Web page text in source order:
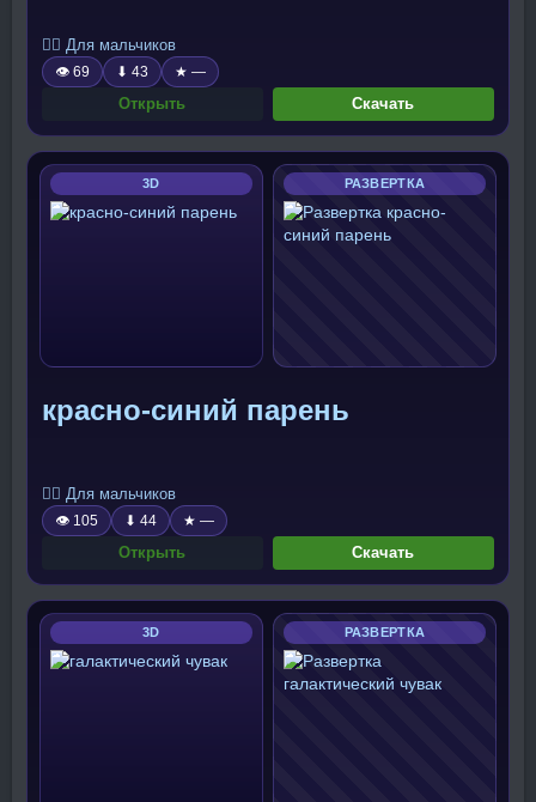
🧍‍♂️ Для мальчиков
👁 69 ⬇ 43 ★ —
Открыть Скачать
3D РАЗВЕРТКА
красно-синий парень
🧍‍♂️ Для мальчиков
👁 105 ⬇ 44 ★ —
Открыть Скачать
3D РАЗВЕРТКА